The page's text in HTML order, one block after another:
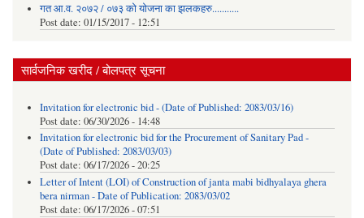
गत आ.व. २०७२ / ०७३ को योजना का झलकहरु...........
Post date: 01/15/2017 - 12:51
सार्वजनिक खरीद / बोलपत्र सूचना
Invitation for electronic bid - (Date of Published: 2083/03/16)
Post date: 06/30/2026 - 14:48
Invitation for electronic bid for the Procurement of Sanitary Pad -
(Date of Published: 2083/03/03)
Post date: 06/17/2026 - 20:25
Letter of Intent (LOI) of Construction of janta mabi bidhyalaya ghera
bera nirman - Date of Publication: 2083/03/02
Post date: 06/17/2026 - 07:51